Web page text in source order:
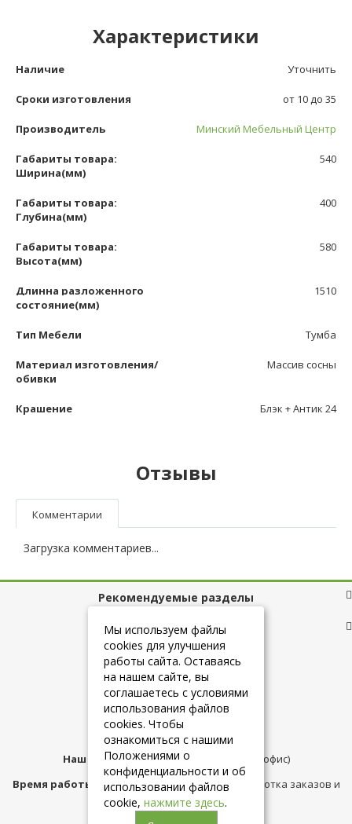
Характеристики
Наличие Уточнить
Сроки изготовления от 10 до 35
Производитель Минский Мебельный Центр
Габариты товара:
Ширина(мм)
540
Габариты товара:
Глубина(мм)
400
Габариты товара:
Высота(мм)
580
Длинна разложенного
состояние(мм)
1510
Тип Мебели Тумба
Материал изготовления/
обивки
Массив сосны
Крашение Блэк + Антик 24
Отзывы
Комментарии
Загрузка комментариев...
Рекомендуемые разделы
Полезные ссылки
+7 (925) 084-10-60
Наш адрес:Москва,ул.Плещеева д.12 (офис)
Время работы магазина:с 10:00 до 21:00 (обработка заказов и
консультация)
Мы используем файлы
cookies для улучшения
работы сайта. Оставаясь
на нашем сайте, вы
соглашаетесь с условиями
использования файлов
cookies. Чтобы
ознакомиться с нашими
Положениями о
конфиденциальности и об
использовании файлов
cookie, нажмите здесь.